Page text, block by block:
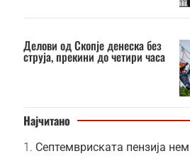
Делови од Скопје денеска без
струја, прекини до четири часа
Најчитано
Септемвриската пензија